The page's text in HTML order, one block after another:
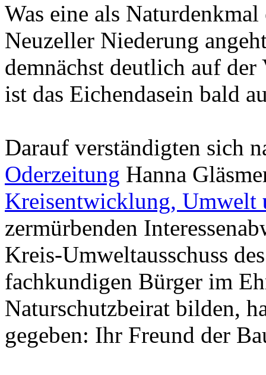
Was eine als
Neuzeller Niederung
demnächst deutlich auf
ist das Eichendasein bald
Darauf verständigten sich
Oderzeitung Hanna
Kreisentwicklung, Umwelt
zermürbenden
Kreis-Umweltausschuss
fachkundigen Bürger im
Naturschutzbeirat bilden,
gegeben: Ihr Freund der